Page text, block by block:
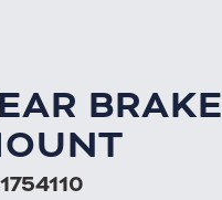
BRAKE